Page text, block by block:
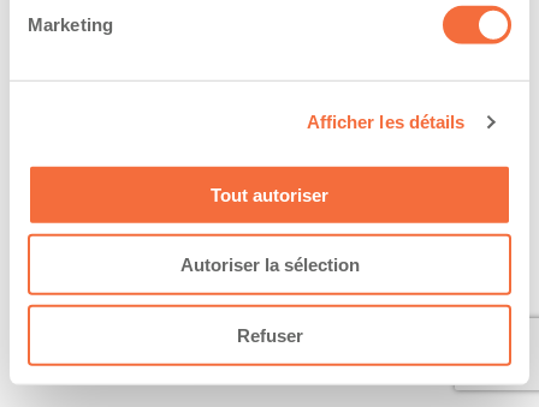
Marketing
Afficher les détails
Tout autoriser
Autoriser la sélection
Refuser